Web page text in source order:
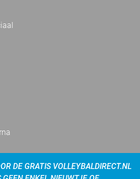
DE GRATIS VOLLEYBALDIRECT.NL